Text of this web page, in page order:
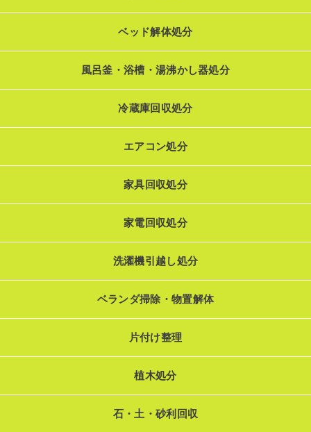
ベッド解体処分
風呂釜・浴槽・湯沸かし器処分
冷蔵庫回収処分
エアコン処分
家具回収処分
家電回収処分
洗濯機引越し処分
ベランダ掃除・物置解体
片付け整理
植木処分
石・土・砂利回収